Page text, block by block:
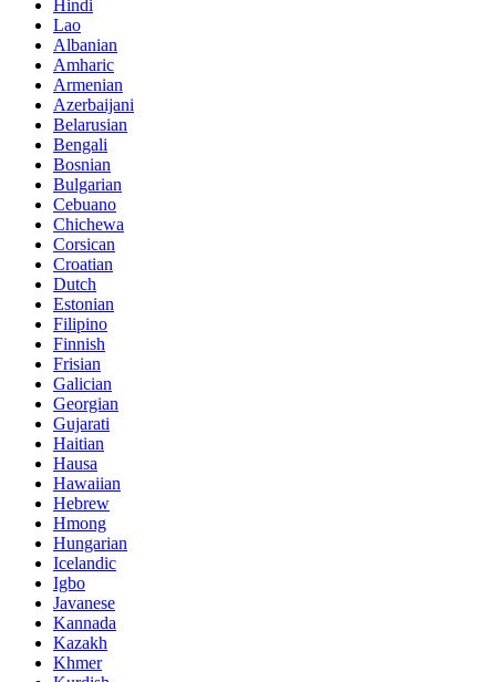
Hindi
Lao
Albanian
Amharic
Armenian
Azerbaijani
Belarusian
Bengali
Bosnian
Bulgarian
Cebuano
Chichewa
Corsican
Croatian
Dutch
Estonian
Filipino
Finnish
Frisian
Galician
Georgian
Gujarati
Haitian
Hausa
Hawaiian
Hebrew
Hmong
Hungarian
Icelandic
Igbo
Javanese
Kannada
Kazakh
Khmer